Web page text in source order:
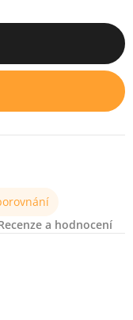
a hodnocení